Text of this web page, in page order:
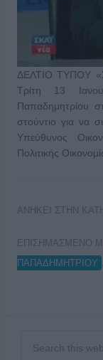
ΔΕΛΤΙΟ ΤΥΠΟΥ
Τρίτη 13
Παπαδημητρίου
στούντιο για να
Υπεύθυνος
Πολιτικής
ΑΝΗΚΕΙ ΣΤΗΝ
ΕΠΙΣΗΜΑΣΜΕΝΟ
ΠΑΠΑΔΗΜΗΤΡΙΟΥ